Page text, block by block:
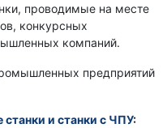
проводимые на месте
конкурсных
компаний.
предприятий
и станки с ЧПУ: